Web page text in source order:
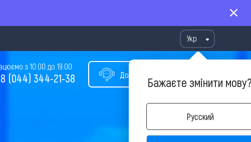
Укр
Бажаєте змінити
Русский
Допомога у виборі туру
з 10:00 до 19:00
(044) 344-21-38